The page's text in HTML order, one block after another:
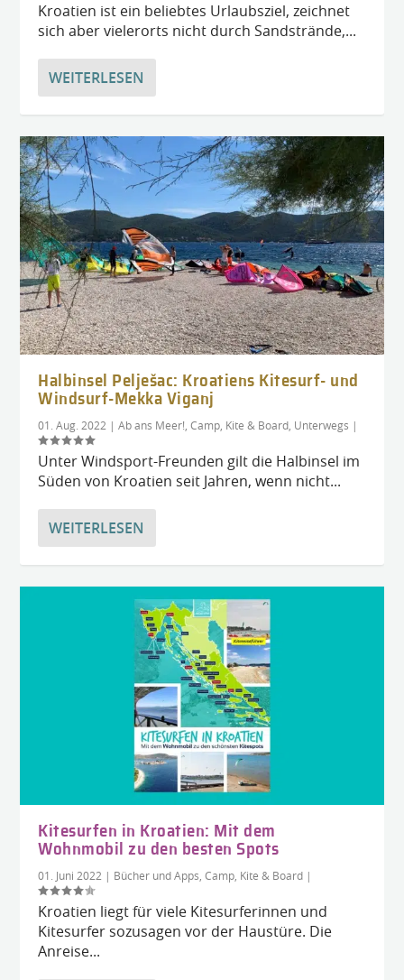
Kroatien ist ein beliebtes Urlaubsziel, zeichnet
sich aber vielerorts nicht durch Sandstrände,...
WEITERLESEN
Halbinsel Pelješac: Kroatiens Kitesurf- und
Windsurf-Mekka Viganj
01. Aug. 2022 |Ab ans Meer! ,Camp, Kite & Board Unterwegs |
Unter Windsport-Freunden gilt die Halbinsel im
Süden von Kroatien seit Jahren, wenn nicht...
WEITERLESEN
Kitesurfen in Kroatien: Mit dem
Wohnmobil zu den besten Spots
01. Juni 2022 | Bücher und Apps ,Camp, Kite & Board |
Kroatien liegt für viele Kitesurferinnen und
Kitesurfer sozusagen vor der Haustüre. Die
Anreise...